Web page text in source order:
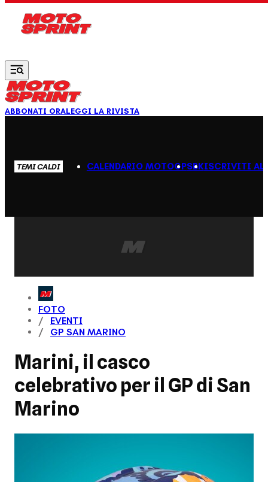
ABBONATI ORALEGGI LA RIVISTA
TEMI CALDI CALENDARIO MOTOGPSBKISCRIVITI AL
FOTO
EVENTI
GP SAN MARINO
Marini, il casco
celebrativo per il GP di San
Marino